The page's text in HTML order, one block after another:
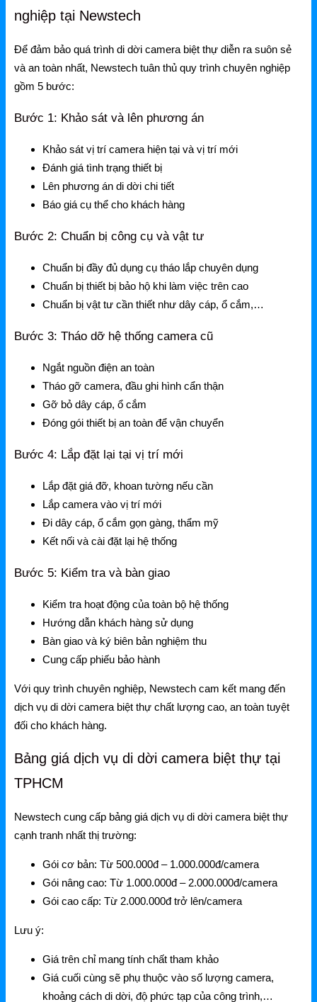
Ruijie
Ruijie Gateway
Ruijie Firewall
Ruijie PTP/PTMP
Grandstream Switch
Grandstream WiFi
Grandstream Tổng Đài
Grandstream Thiết bị Hội Nghị
DLink
DLink Router
DLink Switch
DLink WiFi
Phụ Kiện DLink
DLink 4G
nghiệp tại Newstech
Để đảm bảo quá trình di dời camera biệt thự diễn ra suôn sẻ
và an toàn nhất, Newstech tuân thủ quy trình chuyên nghiệp
gồm 5 bước:
Bước 1: Khảo sát và lên phương án
Khảo sát vị trí camera hiện tại và vị trí mới
Đánh giá tình trạng thiết bị
Lên phương án di dời chi tiết
Báo giá cụ thể cho khách hàng
Bước 2: Chuẩn bị công cụ và vật tư
Chuẩn bị đầy đủ dụng cụ tháo lắp chuyên dụng
Chuẩn bị thiết bị bảo hộ khi làm việc trên cao
Chuẩn bị vật tư cần thiết như dây cáp, ổ cắm,…
Bước 3: Tháo dỡ hệ thống camera cũ
Ngắt nguồn điện an toàn
Tháo gỡ camera, đầu ghi hình cẩn thận
Gỡ bỏ dây cáp, ổ cắm
Đóng gói thiết bị an toàn để vận chuyển
Bước 4: Lắp đặt lại tại vị trí mới
Lắp đặt giá đỡ, khoan tường nếu cần
Lắp camera vào vị trí mới
Đi dây cáp, ổ cắm gọn gàng, thẩm mỹ
Kết nối và cài đặt lại hệ thống
Bước 5: Kiểm tra và bàn giao
Kiểm tra hoạt động của toàn bộ hệ thống
Hướng dẫn khách hàng sử dụng
Bàn giao và ký biên bản nghiệm thu
Cung cấp phiếu bảo hành
Với quy trình chuyên nghiệp, Newstech cam kết mang đến
dịch vụ di dời camera biệt thự chất lượng cao, an toàn tuyệt
đối cho khách hàng.
Bảng giá dịch vụ di dời camera biệt thự tại
TPHCM
Newstech cung cấp bảng giá dịch vụ di dời camera biệt thự
cạnh tranh nhất thị trường:
Gói cơ bản: Từ 500.000đ – 1.000.000đ/camera
Gói nâng cao: Từ 1.000.000đ – 2.000.000đ/camera
Gói cao cấp: Từ 2.000.000đ trở lên/camera
Lưu ý:
Giá trên chỉ mang tính chất tham khảo
Giá cuối cùng sẽ phụ thuộc vào số lượng camera,
khoảng cách di dời, độ phức tạp của công trình,…